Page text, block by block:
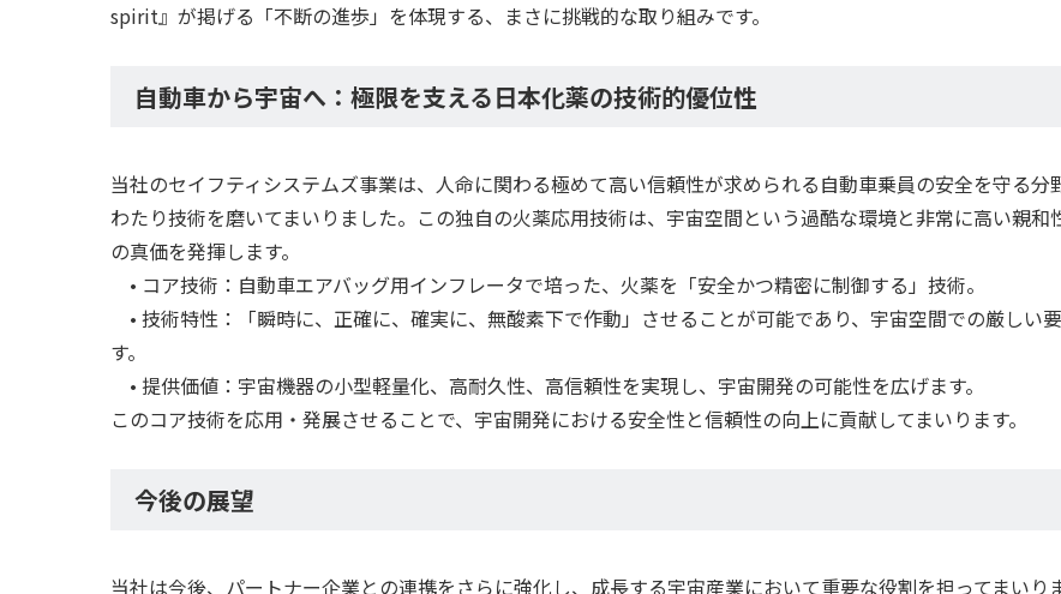
spirit』が掲げる「不断の進歩」を体現する、まさに挑戦的な取り組みです。
自動車から宇宙へ：極限を支える日本化薬の技術的優位性
当社のセイフティシステムズ事業は、人命に関わる極めて高い信頼性が求められる自動車乗員の安全を守る分
わたり技術を磨いてまいりました。この独自の火薬応用技術は、宇宙空間という過酷な環境と非常に高い親和
の真価を発揮します。
• コア技術：自動車エアバッグ用インフレータで培った、火薬を「安全かつ精密に制御する」技術。
• 技術特性：「瞬時に、正確に、確実に、無酸素下で作動」させることが可能であり、宇宙空間での厳しい
す。
• 提供価値：宇宙機器の小型軽量化、高耐久性、高信頼性を実現し、宇宙開発の可能性を広げます。
このコア技術を応用・発展させることで、宇宙開発における安全性と信頼性の向上に貢献してまいります。
今後の展望
当社は今後、パートナー企業との連携をさらに強化し、成長する宇宙産業において重要な役割を担ってまいり